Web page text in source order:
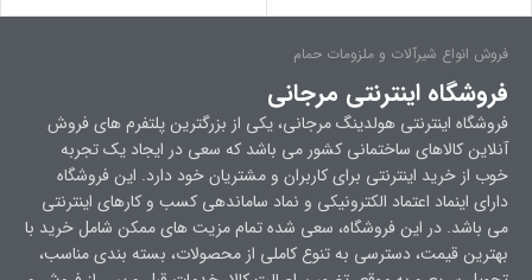
فروش انواع شیرآلات و ملزومات حمام
فروشگاه اینترنتی مرجانی
فروشگاه اینترنتی هولدینگ مرجانی، یکی از بزرگترین پلتفرم های فروش
آنلاین کالاهای ساختمانی کشور می باشد که سعی در ایجاد یک تجربه
خوب از خرید اینترنتی برای کاربران و مشتریان خود دارد. این فروشگاه
دارای اینماد اعتماد الکترونیکی و نماد ساماندهی کسب و کارهای اینترنتی
می باشد. در این فروشگاه، سعی شده تمام مزیت های ممکن شامل خرید با
بهترین قیمت، دسترسی به تنوع کاملی از محصولات، بسته بندی مناسب،